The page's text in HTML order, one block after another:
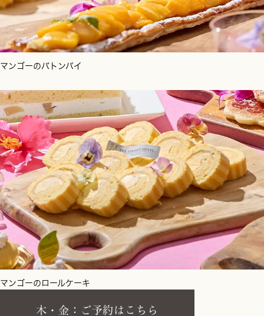
マンゴーのバトンパイ
マンゴーのロールケーキ
木・金：ご予約はこちら